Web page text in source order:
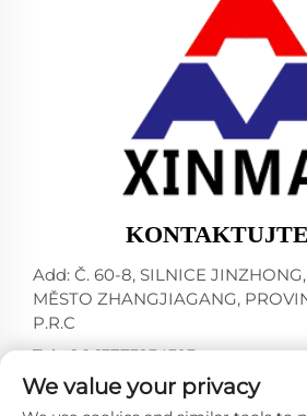
Add: Č. 60-8, SILNICE
MĚSTO ZHANGJIAGANG,
P.R.C
Tel:+86-13773234393
E-mail: [email protected]
We value your privacy